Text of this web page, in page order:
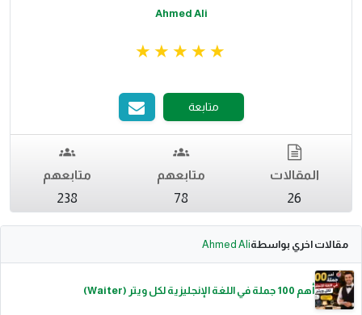
Ahmed Ali
متابعة
المقالات
26
متابعهم
78
متابعهم
238
مقالات اخري بواسطةAhmed Ali
أهم 100 جملة في اللغة الإنجليزية لكل ويتر (Waiter)